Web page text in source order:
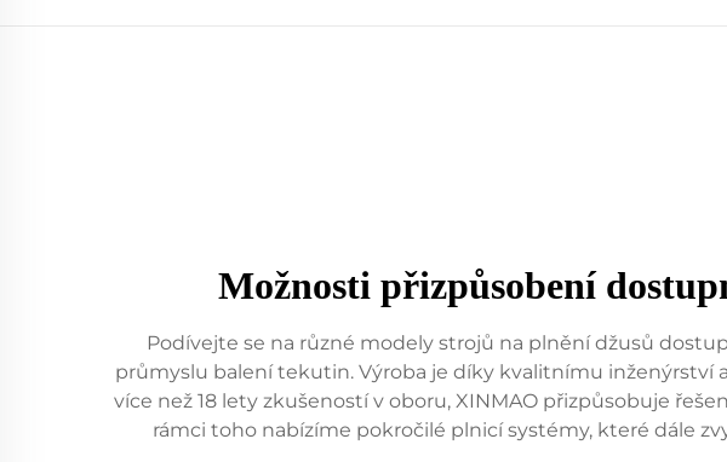
Možnosti přizpůsobení
Podívejte se na různé modely strojů na plnění džusů
průmyslu balení tekutin. Výroba je díky kvalitnímu inženýrství
více než 18 lety zkušeností v oboru, XINMAO přizpůsobuje
rámci toho nabízíme pokročilé plnicí systémy, které dále